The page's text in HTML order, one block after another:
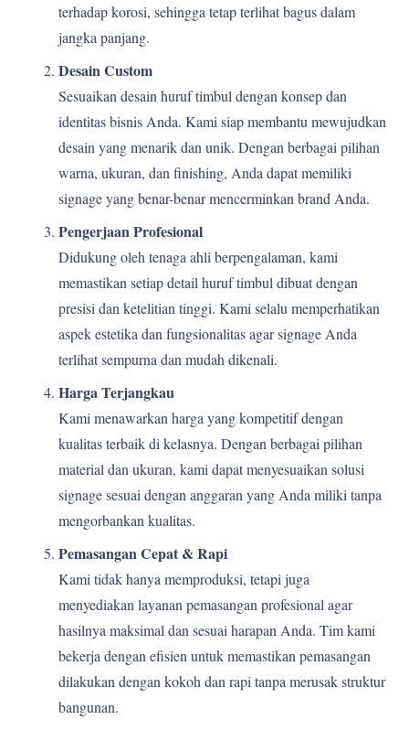
terhadap korosi, sehingga tetap terlihat bagus dalam
jangka panjang.
Desain Custom
Sesuaikan desain huruf timbul dengan konsep dan
identitas bisnis Anda. Kami siap membantu mewujudkan
desain yang menarik dan unik. Dengan berbagai pilihan
warna, ukuran, dan finishing, Anda dapat memiliki
signage yang benar-benar mencerminkan brand Anda.
Pengerjaan Profesional
Didukung oleh tenaga ahli berpengalaman, kami
memastikan setiap detail huruf timbul dibuat dengan
presisi dan ketelitian tinggi. Kami selalu memperhatikan
aspek estetika dan fungsionalitas agar signage Anda
terlihat sempurna dan mudah dikenali.
Harga Terjangkau
Kami menawarkan harga yang kompetitif dengan
kualitas terbaik di kelasnya. Dengan berbagai pilihan
material dan ukuran, kami dapat menyesuaikan solusi
signage sesuai dengan anggaran yang Anda miliki tanpa
mengorbankan kualitas.
Pemasangan Cepat & Rapi
Kami tidak hanya memproduksi, tetapi juga
menyediakan layanan pemasangan profesional agar
hasilnya maksimal dan sesuai harapan Anda. Tim kami
bekerja dengan efisien untuk memastikan pemasangan
dilakukan dengan kokoh dan rapi tanpa merusak struktur
bangunan.